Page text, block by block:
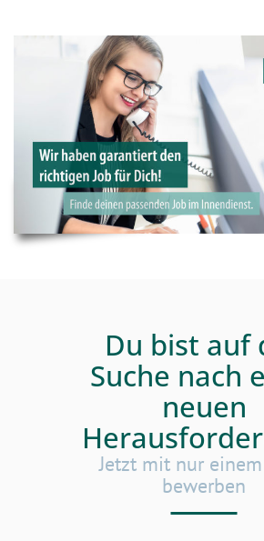
Du bist auf
Suche nach
neuen
Jetzt mit nur
bewerben